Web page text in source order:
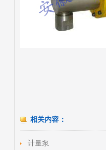
相关内容：
计量泵